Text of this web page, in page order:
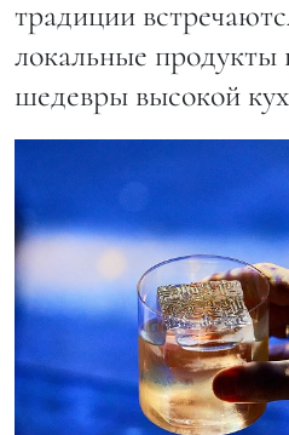
традиции
локальные
шедевры высокой